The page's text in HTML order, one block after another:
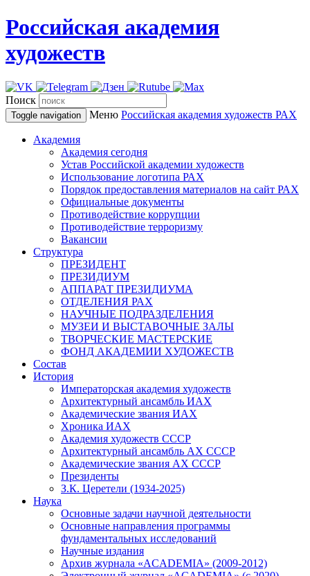
Российская академия
художеств
Поиск
Toggle navigation Меню Российская академия художеств РАХ
Академия
Академия сегодня
Устав Российской академии художеств
Использование логотипа РАХ
Порядок предоставления материалов на сайт РАХ
Официальные документы
Противодействие коррупции
Противодействие терроризму
Вакансии
Структура
ПРЕЗИДЕНТ
ПРЕЗИДИУМ
АППАРАТ ПРЕЗИДИУМА
ОТДЕЛЕНИЯ РАХ
НАУЧНЫЕ ПОДРАЗДЕЛЕНИЯ
МУЗЕИ И ВЫСТАВОЧНЫЕ ЗАЛЫ
ТВОРЧЕСКИЕ МАСТЕРСКИЕ
ФОНД АКАДЕМИИ ХУДОЖЕСТВ
Состав
История
Императорская академия художеств
Архитектурный ансамбль ИАХ
Академические звания ИАХ
Хроника ИАХ
Академия художеств СССР
Архитектурный ансамбль АХ СССР
Академические звания АХ СССР
Президенты
З.К. Церетели (1934-2025)
Наука
Основные задачи научной деятельности
Основные направления программы
фундаментальных исследований
Научные издания
Архив журнала «ACADEMIA» (2009-2012)